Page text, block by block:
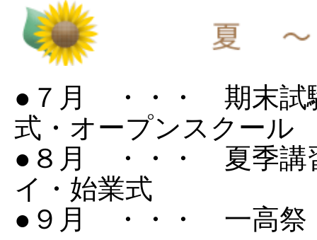
●７月 ・・・ 期末試
式・オープンスクール
●８月 ・・・ 夏季講
イ・始業式
●９月 ・・・ 一高祭